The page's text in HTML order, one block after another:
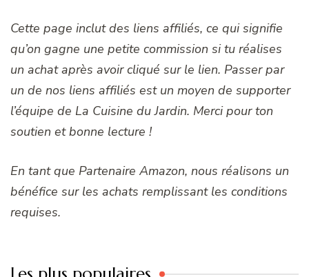
Cette page inclut des liens affiliés, ce qui signifie
qu’on gagne une petite commission si tu réalises
un achat après avoir cliqué sur le lien. Passer par
un de nos liens affiliés est un moyen de supporter
l’équipe de La Cuisine du Jardin. Merci pour ton
soutien et bonne lecture !
En tant que Partenaire Amazon, nous réalisons un
bénéfice sur les achats remplissant les conditions
requises.